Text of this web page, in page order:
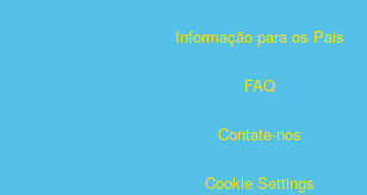
Informação para os Pais
FAQ
Contate-nos
Cookie Settings